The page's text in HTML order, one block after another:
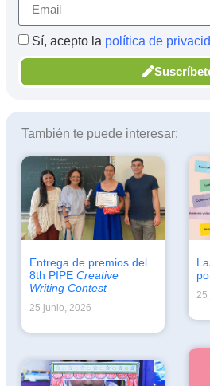
Sí, acepto la política de
También te puede interesar:
Entrega de premios del
8th PIPE Creative
Writing Contest
25 junio, 2026
25